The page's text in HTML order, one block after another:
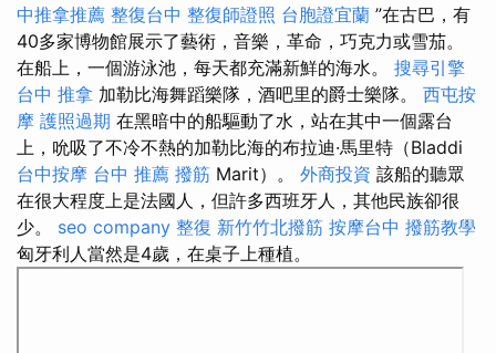
中推拿推薦 整復台中 整復師證照 台胞證宜蘭 ”在古巴，有
40多家博物館展示了藝術，音樂，革命，巧克力或雪茄。
在船上，一個游泳池，每天都充滿新鮮的海水。 搜尋引擎
台中 推拿 加勒比海舞蹈樂隊，酒吧里的爵士樂隊。 西屯按
摩 護照過期 在黑暗中的船驅動了水，站在其中一個露台
上，吮吸了不冷不熱的加勒比海的布拉迪·馬里特（Bladdi
台中按摩 台中 推薦 撥筋 Marit）。 外商投資 該船的聽眾
在很大程度上是法國人，但許多西班牙人，其他民族卻很
少。 seo company 整復 新竹竹北撥筋 按摩台中 撥筋教學
匈牙利人當然是4歲，在桌子上種植。